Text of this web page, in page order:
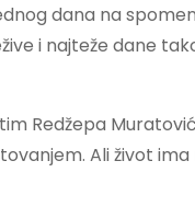
dana na
i najteže dane
Redžepa
Ali život ima